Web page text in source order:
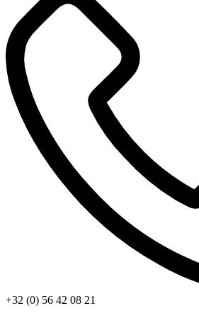
+32 (0) 56 42 08 21